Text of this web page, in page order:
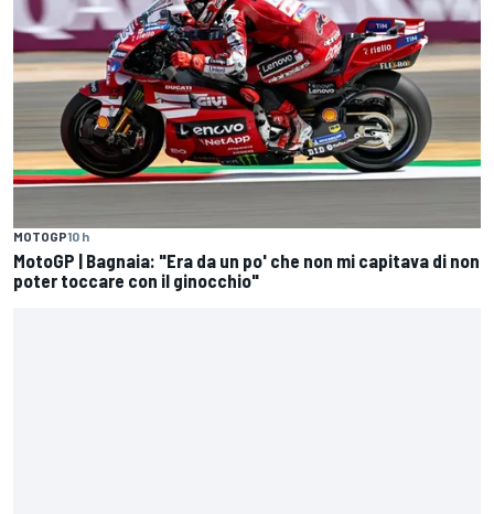
MOTOGP10 h
MotoGP | Bagnaia: "Era da un po' che non mi capitava di non
poter toccare con il ginocchio"